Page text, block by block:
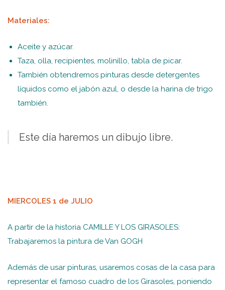
Materiales:
Aceite y azúcar.
Taza, olla, recipientes, molinillo, tabla de picar.
También obtendremos pinturas desde detergentes
líquidos como el jabón azul, o desde la harina de trigo
también.
Este día haremos un dibujo libre.
MIERCOLES 1 de JULIO
A partir de la historia CAMILLE Y LOS GIRASOLES:
Trabajaremos la pintura de Van GOGH
Además de usar pinturas, usaremos cosas de la casa para
representar el famoso cuadro de los Girasoles, poniendo